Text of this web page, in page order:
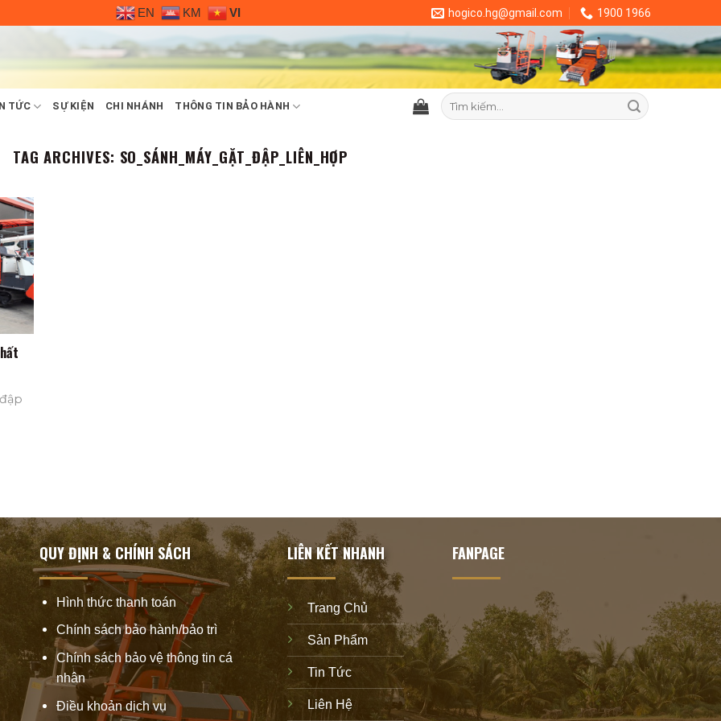
EN KM VI hogico.hg@gmail.com 1900 1966
TỨC SỰ KIỆN CHI NHÁNH THÔNG TIN BẢO HÀNH
Tìm
kiếm:
TAG ARCHIVES: SO_SÁNH_MÁY_GẶT_ĐẬP_LIÊN_HỢP
QUY ĐỊNH & CHÍNH SÁCH
Hình thức thanh toán
Chính sách bảo hành/bảo trì
Chính sách bảo vệ thông tin cá
nhân
Điều khoản dịch vụ
LIÊN KẾT NHANH
Trang Chủ
Sản Phẩm
Tin Tức
Liên Hệ
FANPAGE